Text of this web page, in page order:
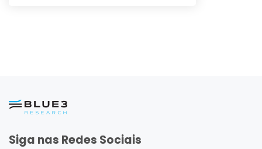
Siga nas Redes Sociais